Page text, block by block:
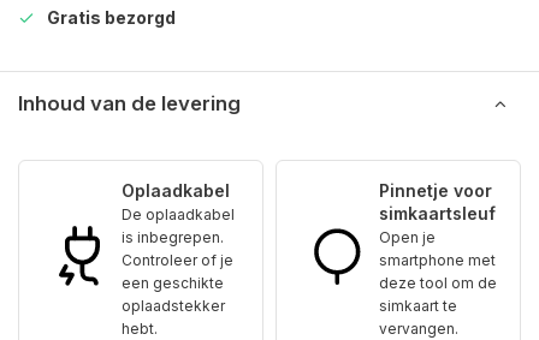
Gratis bezorgd
Inhoud van de levering
Oplaadkabel
De oplaadkabel
is inbegrepen.
Controleer of je
een geschikte
oplaadstekker
hebt.
Pinnetje voor
simkaartsleuf
Open je
smartphone met
deze tool om de
simkaart te
vervangen.